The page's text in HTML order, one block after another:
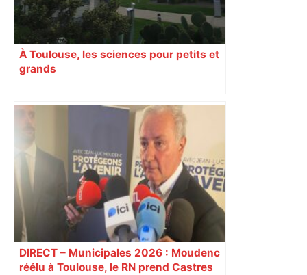
À Toulouse, les sciences pour petits et
grands
DIRECT – Municipales 2026 : Moudenc
réélu à Toulouse, le RN prend Castres